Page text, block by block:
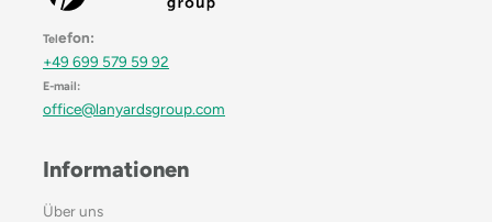
Telefon:
+49 699 579 59 92
E-mail:
office@lanyardsgroup.com
Informationen
Über uns